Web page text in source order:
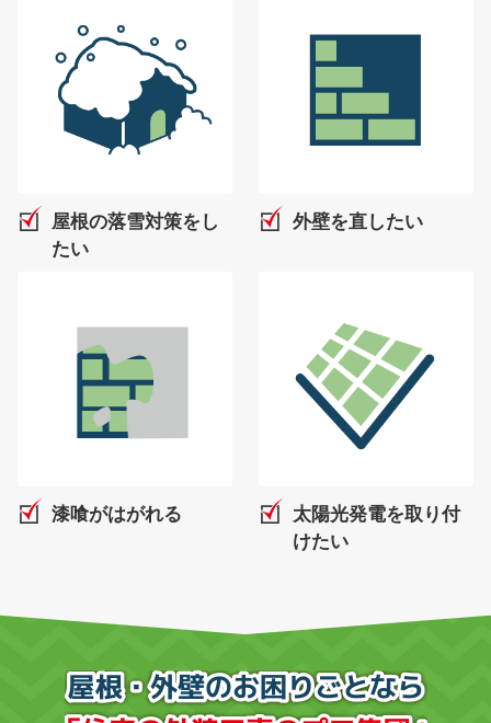
屋根の落雪対策をし
たい
外壁を直したい
漆喰がはがれる
太陽光発電を取り付
けたい